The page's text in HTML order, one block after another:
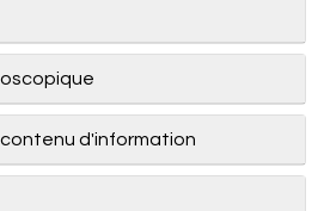
d'information